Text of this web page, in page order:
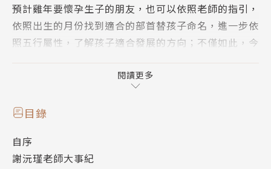
預計雞年要懷孕生子的朋友，也可以依照老師的指引，
依照出生的月份找到適合的部首替孩子命名，進一步依
照五行屬性，了解孩子適合發展的方向；不僅如此，今
何正確提升各方面運勢、招財旺桃花！
而眾所期待、由謝沅瑾老師親自批算的獨家農民曆，讓
您簡單查找每日宜忌，結合每日時局表與財喜貴方，幫
齡、不同生肖的雞年運勢，更教您如何改運，讓您厄運
離開、好運進來。
閱讀更多
目錄
自序
謝沅瑾老師大事紀